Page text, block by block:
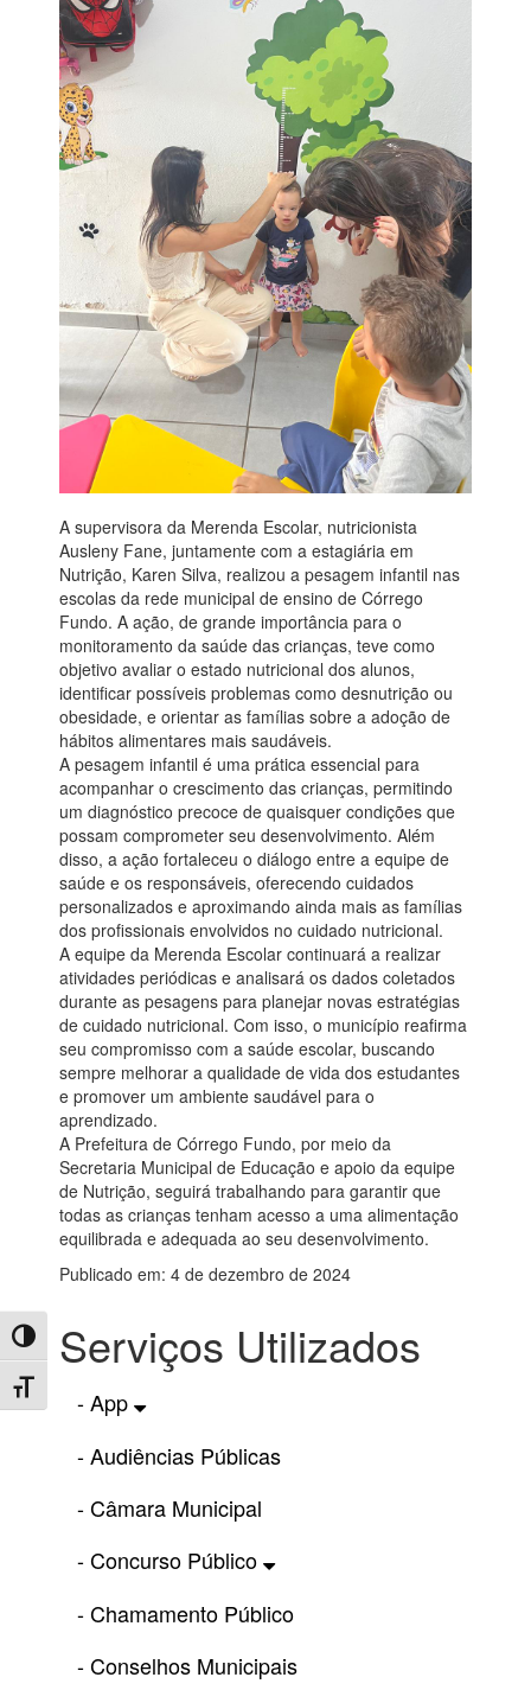
Toggle High Contrast
Toggle Font size
A supervisora da Merenda Escolar, nutricionista
Ausleny Fane, juntamente com a estagiária em
Nutrição, Karen Silva, realizou a pesagem infantil nas
escolas da rede municipal de ensino de Córrego
Fundo. A ação, de grande importância para o
monitoramento da saúde das crianças, teve como
objetivo avaliar o estado nutricional dos alunos,
identificar possíveis problemas como desnutrição ou
obesidade, e orientar as famílias sobre a adoção de
hábitos alimentares mais saudáveis.
A pesagem infantil é uma prática essencial para
acompanhar o crescimento das crianças, permitindo
um diagnóstico precoce de quaisquer condições que
possam comprometer seu desenvolvimento. Além
disso, a ação fortaleceu o diálogo entre a equipe de
saúde e os responsáveis, oferecendo cuidados
personalizados e aproximando ainda mais as famílias
dos profissionais envolvidos no cuidado nutricional.
A equipe da Merenda Escolar continuará a realizar
atividades periódicas e analisará os dados coletados
durante as pesagens para planejar novas estratégias
de cuidado nutricional. Com isso, o município reafirma
seu compromisso com a saúde escolar, buscando
sempre melhorar a qualidade de vida dos estudantes
e promover um ambiente saudável para o
aprendizado.
A Prefeitura de Córrego Fundo, por meio da
Secretaria Municipal de Educação e apoio da equipe
de Nutrição, seguirá trabalhando para garantir que
todas as crianças tenham acesso a uma alimentação
equilibrada e adequada ao seu desenvolvimento.
Publicado em: 4 de dezembro de 2024
Serviços Utilizados
- App
- Audiências Públicas
- Câmara Municipal
- Concurso Público
- Chamamento Público
- Conselhos Municipais